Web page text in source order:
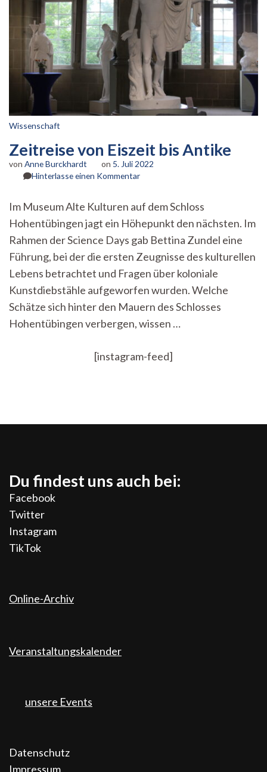
Wissenschaft
Zeitreise von Eiszeit bis Antike
von Anne Burckhardt on 5. Juli 2022
Hinterlasse einen Kommentarzu
Eiszeit
bis
Antike
Im Museum Alte Kulturen auf dem Schloss
Hohentübingen jagt ein Höhepunkt den nächsten. Im
Rahmen der Science Days gab Bettina Zundel eine
Führung, bei der die ersten Zeugnisse des kulturellen
Lebens betrachtet und Fragen über koloniale
Kunstdiebstähle aufgeworfen wurden. Welche
Schätze sich hinter den Mauern des Schlosses
Hohentübingen verbergen, wissen …
[instagram-feed]
Du findest uns auch bei:
Facebook
Twitter
Instagram
TikTok
Online-Archiv
Veranstaltungskalender
unsere Events
Datenschutz
Impressum